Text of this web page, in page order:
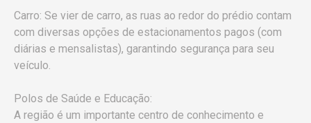
Carro: Se vier de carro, as ruas ao redor do prédio contam
com diversas opções de estacionamentos pagos (com
diárias e mensalistas), garantindo segurança para seu
veículo.
Polos de Saúde e Educação:
A região é um importante centro de conhecimento e